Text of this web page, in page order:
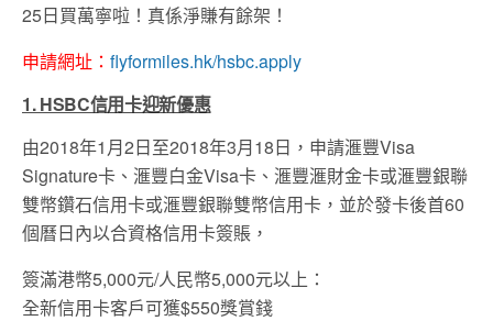
25日買萬寧啦！真係淨賺有餘架！
申請網址： flyformiles.hk/hsbc.apply
1. HSBC信用卡迎新優惠
由2018年1月2日至2018年3月18日，申請滙豐Visa
Signature卡、滙豐白金Visa卡、滙豐滙財金卡或滙豐銀聯
雙幣鑽石信用卡或滙豐銀聯雙幣信用卡，並於發卡後首60
個曆日內以合資格信用卡簽賬，
簽滿港幣5,000元/人民幣5,000元以上：
全新信用卡客戶可獲$550獎賞錢